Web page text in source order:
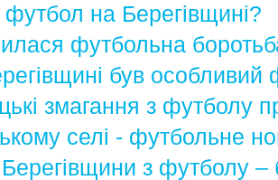
на Берегівщині?
футбольна
був особливий
змагання з футболу
селі - футбольне
Берегівщини з футболу –